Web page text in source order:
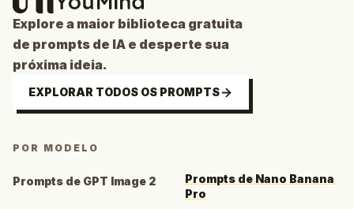
Explore a maior biblioteca gratuita
de prompts de IA e desperte sua
próxima ideia.
EXPLORAR TODOS OS PROMPTS
POR MODELO
Prompts de GPT Image 2
Prompts de Nano Banana
Pro